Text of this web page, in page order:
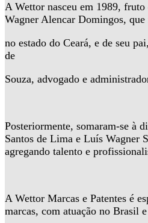
A Wettor nasceu em 1989,
Wagner Alencar Domingos,
no estado do Ceará, e de seu
de
Souza, advogado e
Posteriormente, somaram-se à
Santos de Lima e Luís Wagner
agregando talento e
A Wettor Marcas e Patentes é
marcas, com atuação no Brasil